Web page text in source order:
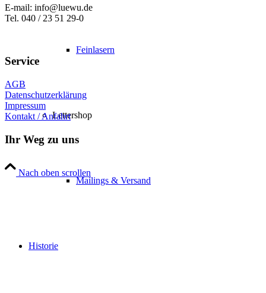
Feinlasern
Lettershop
Mailings & Versand
Historie
E-mail: info@luewu.de
Tel. 040 / 23 51 29-0
Service
AGB
Datenschutzerklärung
Impressum
Kontakt / Anfahrt
Ihr Weg zu uns
Nach oben scrollen